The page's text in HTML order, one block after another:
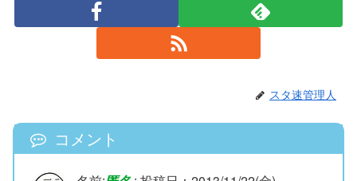
スタ速管理人
コメント